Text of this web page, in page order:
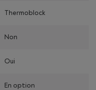
Thermoblock
Non
Oui
En option